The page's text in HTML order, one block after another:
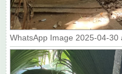
WhatsApp Image 2025-04-